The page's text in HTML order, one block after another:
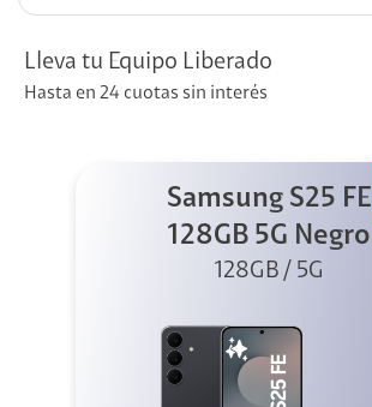
Lleva tu Equipo Liberado
Hasta en 24 cuotas sin interés
Samsung S25 FE
128GB 5G Negro
128GB / 5G